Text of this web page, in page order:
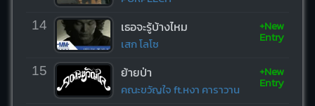
14 เธอจะรู้บ้างไหม
เสก โลโซ
+New
Entry
15 ย้ายป่า
คณะขวัญใจ ft.หงา คาราวาน
+New
Entry